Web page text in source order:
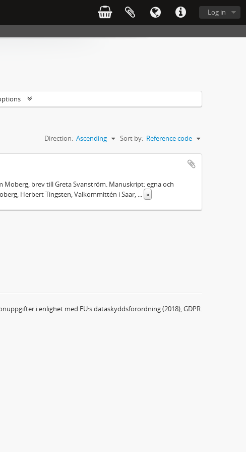
Log in
Sort by: Reference code
Direction: Ascending
brev till Greta Svanström. Manuskript: egna och
Herbert Tingsten, Valkommittén i Saar,
»
i enlighet med EU:s dataskyddsförordning (2018), GDPR.